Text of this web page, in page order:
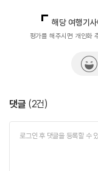
해당 여행기
평가를 해주시면 개인화
댓글 (2건)